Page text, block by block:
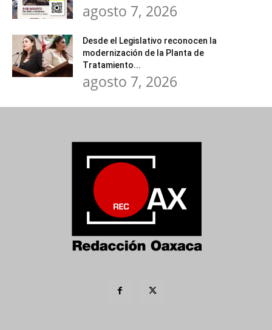
agosto 7, 2026
Desde el Legislativo reconocen la
modernización de la Planta de
Tratamiento...
agosto 7, 2026